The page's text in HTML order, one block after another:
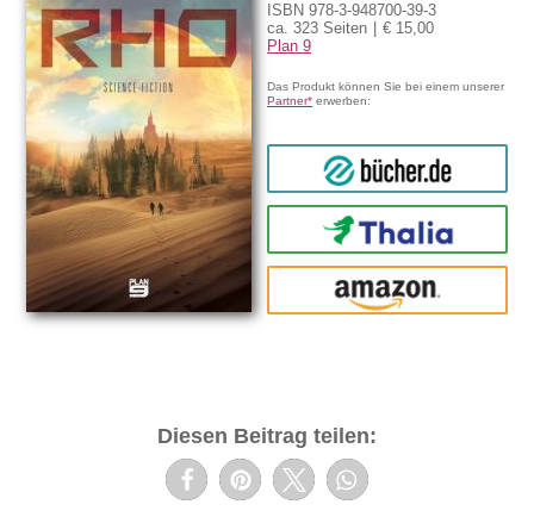
ISBN 978-3-948700-39-3
ca. 323 Seiten
€ 15,00
Plan 9
Das Produkt können Sie bei einem unserer
Partner* erwerben:
bücher.de
Thalia
amazon
Diesen Beitrag teilen: